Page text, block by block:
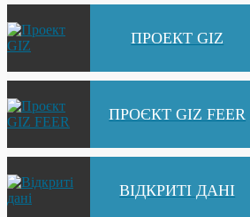
ПРОЕКТ GIZ
ПРОЄКТ GIZ FEER
ВІДКРИТІ ДАНІ